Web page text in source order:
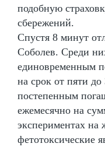
подобную
сбережений.
Спустя 8 минут
Соболев. Среди
единовременным
на срок от пяти
постепенным
ежемесячно на
экспериментах
фетотоксические